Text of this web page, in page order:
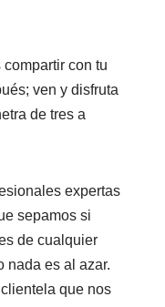
con tu
ven y disfruta
de tres a
expertas
sepamos si
de cualquier
nada es al azar.
que nos